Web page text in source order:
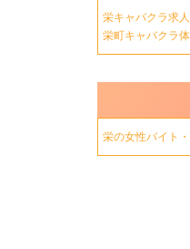
栄キャバクラ求
栄町キャバクラ
栄の女性バイト